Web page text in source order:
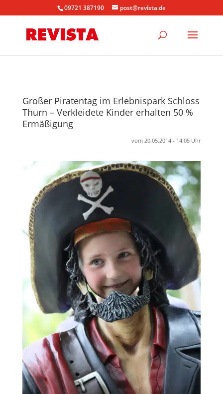
09721 387190 post@revista.de
Großer Piratentag im Erlebnispark Schloss
Thurn – Verkleidete Kinder erhalten 50 %
Ermäßigung
vom 20.05.2014 - 14:05 Uhr